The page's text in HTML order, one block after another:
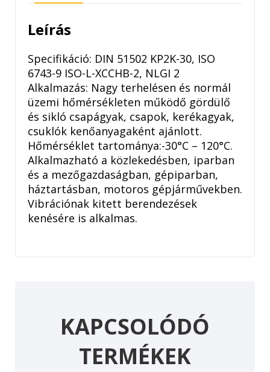
Leírás
Specifikáció: DIN 51502 KP2K-30, ISO
6743-9 ISO-L-XCCHB-2, NLGI 2
Alkalmazás: Nagy terhelésen és normál
üzemi hőmérsékleten működő gördülő
és sikló csapágyak, csapok, kerékagyak,
csuklók kenőanyagaként ajánlott.
Hőmérséklet tartománya:-30°C – 120°C.
Alkalmazható a közlekedésben, iparban
és a mezőgazdaságban, gépiparban,
háztartásban, motoros gépjárművekben.
Vibrációnak kitett berendezések
kenésére is alkalmas.
KAPCSOLÓDÓ
TERMÉKEK